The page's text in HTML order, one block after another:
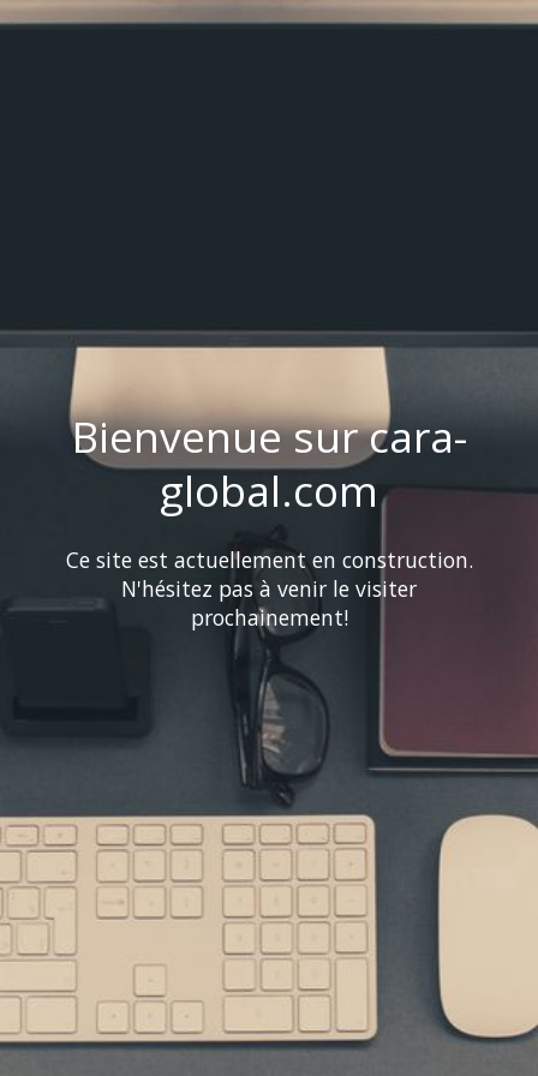
Bienvenue sur cara-
global.com
Ce site est actuellement en construction.
N'hésitez pas à venir le visiter
prochainement!